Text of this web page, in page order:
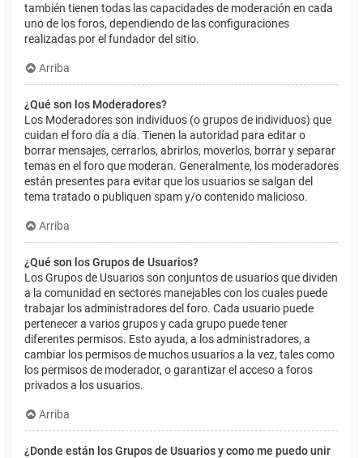
también tienen todas las capacidades de moderación en cada
uno de los foros, dependiendo de las configuraciones
realizadas por el fundador del sitio.
Arriba
¿Qué son los Moderadores?
Los Moderadores son individuos (o grupos de individuos) que
cuidan el foro día a día. Tienen la autoridad para editar o
borrar mensajes, cerrarlos, abrirlos, moverlos, borrar y separar
temas en el foro que moderan. Generalmente, los moderadores
están presentes para evitar que los usuarios se salgan del
tema tratado o publiquen spam y/o contenido malicioso.
Arriba
¿Qué son los Grupos de Usuarios?
Los Grupos de Usuarios son conjuntos de usuarios que dividen
a la comunidad en sectores manejables con los cuales puede
trabajar los administradores del foro. Cada usuario puede
pertenecer a varios grupos y cada grupo puede tener
diferentes permisos. Esto ayuda, a los administradores, a
cambiar los permisos de muchos usuarios a la vez, tales como
los permisos de moderador, o garantizar el acceso a foros
privados a los usuarios.
Arriba
¿Donde están los Grupos de Usuarios y como me puedo unir